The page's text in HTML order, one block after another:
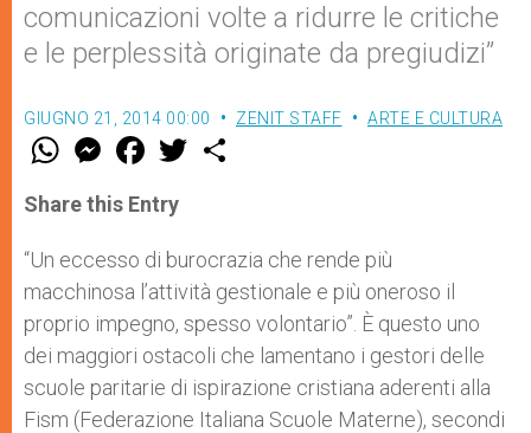
comunicazioni volte a ridurre le critiche
e le perplessità originate da pregiudizi”
GIUGNO 21, 2014 00:00 ZENIT STAFF ARTE E CULTURA
W
t
s
p
p
M
e
s
e
g
e
r
F
a
e
b
o
k
w
r
Share this Entry
“Un eccesso di burocrazia che rende più
macchinosa l’attività gestionale e più oneroso il
proprio impegno, spesso volontario”. È questo uno
dei maggiori ostacoli che lamentano i gestori delle
scuole paritarie di ispirazione cristiana aderenti alla
Fism (Federazione Italiana Scuole Materne), secondi